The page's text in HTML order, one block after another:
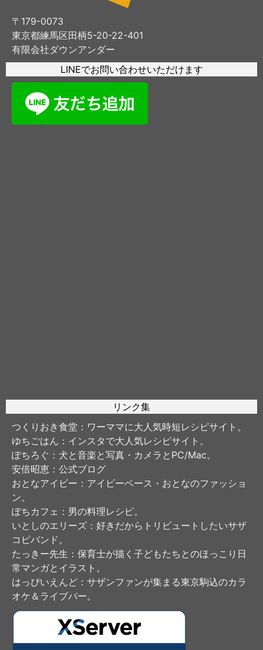
〒179-0073
東京都練馬区田柄5-20-22-401
有限会社ダウンアンダー
LINEでお問い合わせいただけます
リンク集
つくりおき食堂 ：ワーママに大人気時短レシピサイト。
ゆちごはん ：インスタで大人気レシピサイト。
ぽちろぐ ：犬と音楽と写真・カメラとPC/Mac。
安倍昭恵 ：公式ブログ
おとなアイビー ：アイビーベース・おとなのファッショ
ン。
ぽちカフェ ：男の料理レシピ。
いとしのエリーズ ：好きだからトリビュートしたいサザ
コピバンド。
たっきー先生 ：保育士が描く子どもたちとのほっこり日
常マンガとイラスト。
はっぴいえんど ：サザンファンが集まる東京駒込のカラ
オケ＆ライブバー。